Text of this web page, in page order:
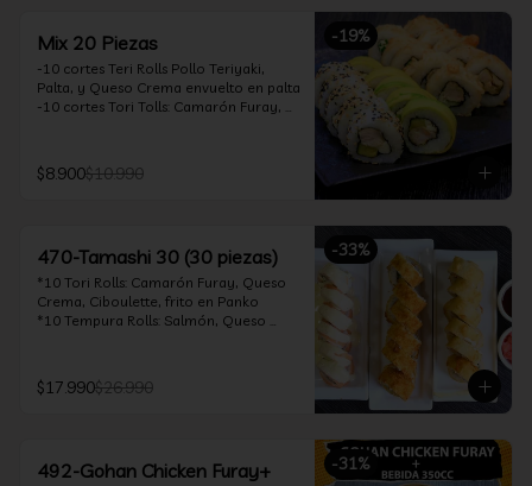
-19%
Mix 20 Piezas
-10 cortes Teri Rolls Pollo Teriyaki,
Palta, y Queso Crema envuelto en palta
-10 cortes Tori Tolls: Camarón Furay,
teriyaki 30ml
$8.900$10.990
-33%
470-Tamashi 30 (30 piezas)
*10 Tori Rolls: Camarón Furay, Queso
Crema, Ciboulette, frito en Panko
*10 Tempura Rolls: Salmón, Queso
furay, queso crema y cebollín, envuelto
en salmón y bañado en salsa
$17.990$26.990
-31%
492-Gohan Chicken Furay+